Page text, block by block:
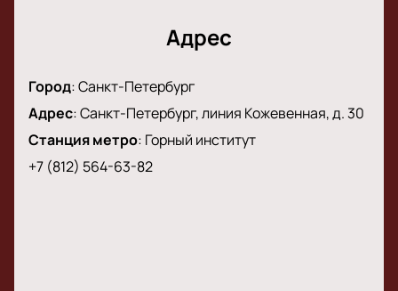
Не пропустите шанс побывать на живом
оригинальном исполнении!
Адрес
Город:Санкт-Петербург
Адрес:Санкт-Петербург, линия Кожевенная, д. 30
Станция метро: Горный институт
+7 (812) 564-63-82